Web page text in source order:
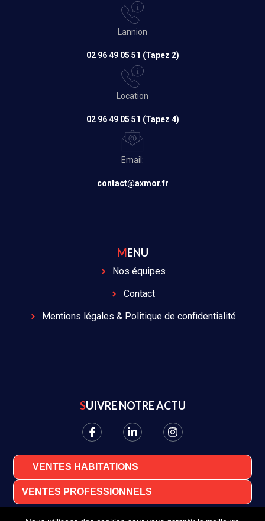
Lannion
02 96 49 05 51 (Tapez 2)
Location
02 96 49 05 51 (Tapez 4)
Email:
contact@axmor.fr
MENU
Nos équipes
Contact
Mentions légales & Politique de confidentialité
SUIVRE NOTRE ACTU
VENTES HABITATIONS
VENTES PROFESSIONNELS